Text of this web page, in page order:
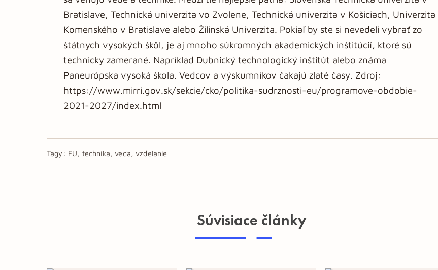
Bratislave, Technická univerzita vo Zvolene, Technická univerzita v Košiciach, Univerzita
Komenského v Bratislave alebo Žilinská Univerzita. Pokiaľ by ste si nevedeli vybrať zo
štátnych vysokých škôl, je aj mnoho súkromných akademických inštitúcií, ktoré sú
technicky zamerané. Napríklad Dubnický technologický inštitút alebo známa
Paneurópska vysoká škola. Vedcov a výskumníkov čakajú zlaté časy. Zdroj:
https://www.mirri.gov.sk/sekcie/cko/politika-sudrznosti-eu/programove-obdobie-
2021-2027/index.html
Tagy: EU, technika, veda, vzdelanie
Súvisiace články